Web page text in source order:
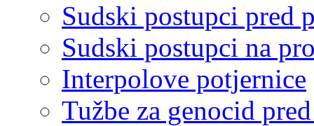
Sudski postupci pred
Sudski postupci na
Interpolove potjernice
Tužbe za genocid